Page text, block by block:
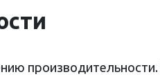
производительности.